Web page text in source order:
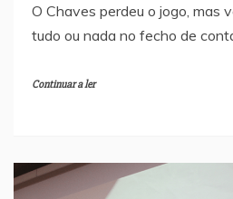
O Chaves perdeu o jogo, mas
tudo ou nada no fecho de
Continuar a ler